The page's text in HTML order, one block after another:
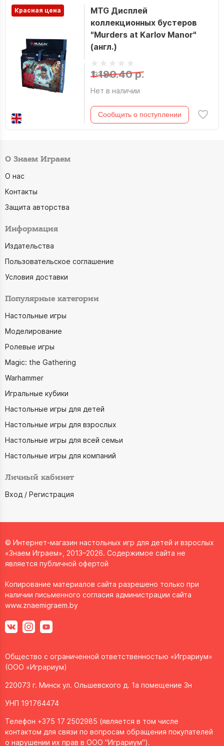
Красная цена
MTG Дисплей
коллекционных бустеров
"Murders at Karlov Manor"
(англ.)
13+ лет
1 190.40 р.
Нет в наличии
Сообщить о поступлении
О Знаем Играем
О нас
Контакты
Защита авторства
Информация
Издательства
Пользовательское соглашение
Условия доставки
Популярные категории
Настольные игры
Моделирование
Ролевые игры
Magic: the Gathering
Warhammer
Игральные кубики
Настольные игры для детей
Настольные игры для взрослых
Настольные игры для всей семьи
Настольные игры для компаний
Личный кабинет
Вход / Регистрация
© Интернет-магазин настольных игр для детей и взрослых
«Знаем Играем», 2013–2026. Содержимое сайта не
является публичной офертой
Копирование материалов сайта разрешено только при
наличии письменного согласия администрации сайта
www.znaemigraem.by
Общество с ограниченной ответственностью «Играриум»
(ООО «Играриум)
220073 г. Минск ул. Ольшевского д. 1а помещение 3н
УНП 191764474
Телефон +375 17 2502985 (является в том числе
контактом для связи по вопросам обращения покупателей
о нарушении их прав в ООО "Играриум").